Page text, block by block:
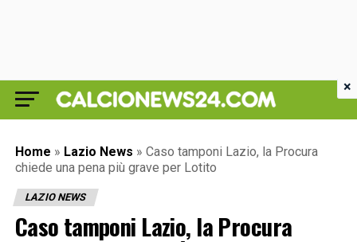
Home » Lazio News » Caso tamponi Lazio, la Procura
chiede una pena più grave per Lotito
LAZIO NEWS
Caso tamponi Lazio, la Procura
×